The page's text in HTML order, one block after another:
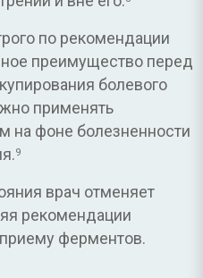
по рекомендации
преимущество перед
болевого
применять
на фоне болезненности
9
врач отменяет
рекомендации
ферментов.